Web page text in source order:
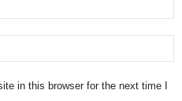
in this browser for the next time I